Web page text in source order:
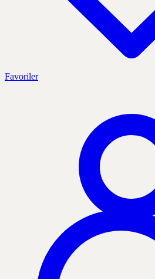
Favoriler